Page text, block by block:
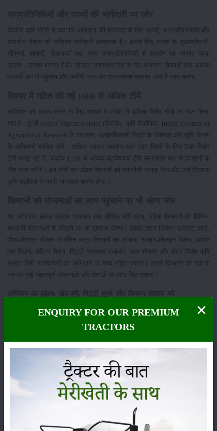
केंद्रीय कृषि मंत्री ने कहा कि अभियान की सफलता के लिए राज्यों, जनप्रतिनिधियों और
स्थानीय नेतृत्व की सक्रिय भागीदारी आवश्यक है। इसके लिए राज्यों के मुख्यमंत्रियों,
मंत्रियों, सांसदों, विधायकों तथा अन्य जनप्रतिनिधियों से सहयोग का आग्रह किया
जाएगा। उनका मानना है कि व्यापक जनसहभागिता से यह अभियान किसानों तक अधिक
प्रभावी ढंग से पहुंचेगा और जमीनी स्तर पर सकारात्मक बदलाव लाने में मदद करेगा।
अभियान को सफल बनाने के लिए देशभर में 1600 से अधिक विशेष टीमों का गठन किया
गया है। इनमें Krishi Vigyan Kendra (केवीके), कृषि वैज्ञानिक, Indian Council of
Agricultural Research के संस्थान, एआईसीआरपी केंद्रों के विशेषज्ञ और कृषि विभाग
के अधिकारी शामिल होंगे। अधिक उर्वरक उपयोग वाले 100 जिलों के लिए 500 विशेष
टीमें बनाई गई हैं, जबकि 1150 से अधिक बहुविषयक टीमें समानांतर रूप से किसानों के
बीच काम करेंगी। इन टीमों का उद्देश्य किसानों को तकनीकी सलाह देना और उन्हें टिकाऊ
कृषि पद्धतियों के प्रति जागरूक करना होगा।
यह अभियान केवल उर्वरक प्रबंधन तक सीमित नहीं रहेगा, बल्कि किसानों को विभिन्न
सरकारी योजनाओं से जोड़ने का भी प्रयास करेगा। इसके तहत किसान क्रेडिट कार्ड,
पीएम-किसान योजना से वंचित पात्र किसानों को जोड़ना, दलहन-तिलहन मिशन, ऑयल
पाम मिशन, कॉटन मिशन, मिट्टी स्वास्थ्य प्रबंधन, जल संरक्षण और क्षेत्र-विशेष कृषि
सलाह जैसी गतिविधियों को अभियान के साथ जोड़ा जाएगा। इससे किसानों को एक ही
मंच पर कई महत्वपूर्ण योजनाओं और सेवाओं का लाभ मिल सकेगा।
केंद्रीय मंत्री ने स्पष्ट किया कि अभियान की सफलता तभी संभव है जब किसानों तक
कृषि सलाह, पंचायत स्तर की सक्रियता, कृषि यंत्रों की उपलब्धता और सरकारी
योजनाओं की पहुंच जैसे बिंदुओं पर विशेष ध्यान दिया जाएगा। सरकार का लक्ष्य खेती की
लागत को नियंत्रित करना, मिट्टी की गुणवत्ता में सुधार लाना, किसानों को जागरूक
बनाना और गांव स्तर पर टिकाऊ कृषि प्रबंधन की नई संस्कृति विकसित करना है।
एक महीने तक चलने वाला "खेत बचाओ अभियान" भारतीय कृषि को अधिक टिकाऊ,
लाभकारी और वैज्ञानिक बनाने की दिशा में एक महत्वपूर्ण पहल माना जा रहा है। यदि यह
अभियान प्रभावी रूप से जमीनी स्तर तक पहुंचता है, तो इससे किसानों को न केवल
बेहतर कृषि सलाह मिलेगी बल्कि मिट्टी संरक्षण, संतुलित उर्वरक उपयोग और सरकारी
ENQUIRY FOR OUR PREMIUM
TRACTORS